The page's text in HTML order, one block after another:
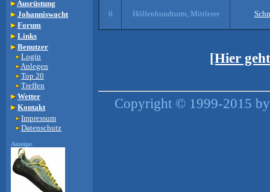
Ausrüstung
Johanniswacht
Forum
Links
Benutzer
Login
Anlegen
Top 20
Treffen
Wetter
Kontakt
Impressum
Datenschutz
Anzeige:
6 Höllenhundturm, Mittlerer
[Hier
Copyright © 1999-2015